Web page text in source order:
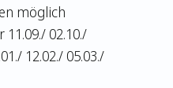
möglich
02.10./
12.02./ 05.03./